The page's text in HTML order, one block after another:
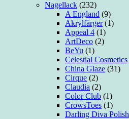
Nagellack (232)
A England (9)
Akrylfärger(1)
Appeal 4 (1)
ArtDeco (2)
BeYu (1)
Celestial Cosmetics
China Glaze (31)
Cirque (2)
Claudia (2)
Color Club (1)
CrowsToes (1)
Darling Diva Polish